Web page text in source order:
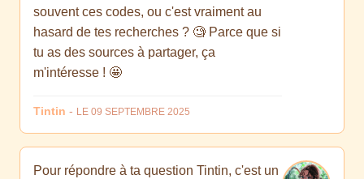
souvent ces codes, ou c'est vraiment au
hasard de tes recherches ? 🧐 Parce que si
tu as des sources à partager, ça
m'intéresse ! 🤩
Tintin - LE 09 SEPTEMBRE 2025
Pour répondre à ta question Tintin, c'est un